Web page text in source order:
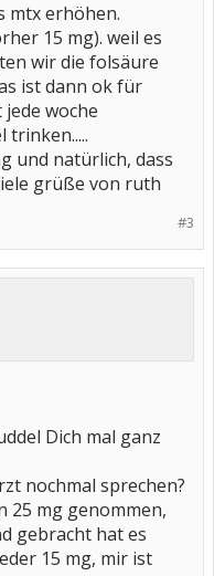
mtx erhöhen.
15 mg). weil es
wir die folsäure
ist dann ok für
woche
trinken.....
und natürlich, dass
grüße von ruth
#3
Dich mal ganz
nochmal sprechen?
25 mg genommen,
gebracht hat es
15 mg, mir ist